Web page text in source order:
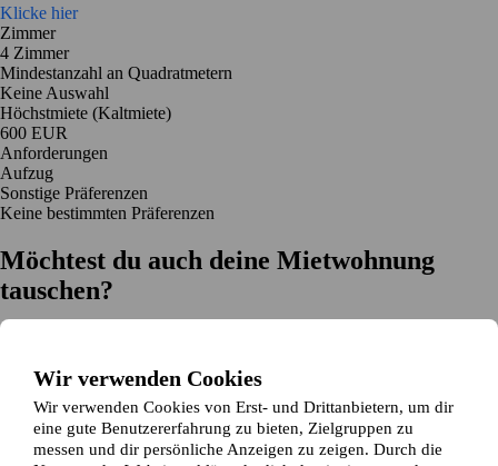
Wir verwenden Cookies
Wir verwenden Cookies von Erst- und Drittanbietern, um dir
eine gute Benutzererfahrung zu bieten, Zielgruppen zu
messen und dir persönliche Anzeigen zu zeigen. Durch die
Klicke hier
Zimmer
4 Zimmer
Mindestanzahl an Quadratmetern
Keine Auswahl
Höchstmiete (Kaltmiete)
600 EUR
Anforderungen
Aufzug
Sonstige Präferenzen
Keine bestimmten Präferenzen
Möchtest du auch deine Mietwohnung
tauschen?
Einfache Registrierung in 2 Minuten
Jetzt gratis loslegen
Loslegen
Jetzt gratis loslegen Anzeigen suchenAnmelden